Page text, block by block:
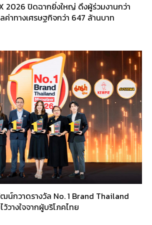
2026 ปิดฉากยิ่งใหญ่ ดึงผู้ร่วมงานกว่า
าทางเศรษฐกิจกว่า 647 ล้านบาท
น์กวาดรางวัล No. 1 Brand Thailand
วางใจจากผู้บริโภคไทย